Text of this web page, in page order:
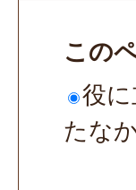
この
役
たな